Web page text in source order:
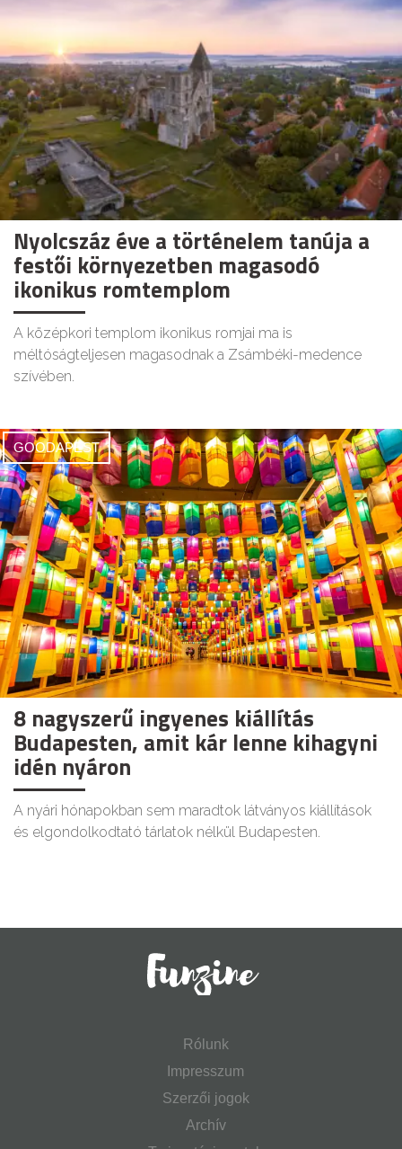
Nyolcszáz éve a történelem tanúja a
festői környezetben magasodó
ikonikus romtemplom
A középkori templom ikonikus romjai ma is
méltóságteljesen magasodnak a Zsámbéki-medence
szívében.
GOODAPEST
8 nagyszerű ingyenes kiállítás
Budapesten, amit kár lenne kihagyni
idén nyáron
A nyári hónapokban sem maradtok látványos kiállítások
és elgondolkodtató tárlatok nélkül Budapesten.
Rólunk
Impresszum
Szerzői jogok
Archív